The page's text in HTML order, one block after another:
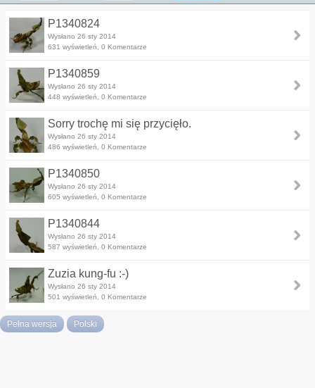
P1340824
Wysłano 26 sty 2014
631 wyświetleń, 0 Komentarze
P1340859
Wysłano 26 sty 2014
448 wyświetleń, 0 Komentarze
Sorry trochę mi się przycięło.
Wysłano 26 sty 2014
486 wyświetleń, 0 Komentarze
P1340850
Wysłano 26 sty 2014
605 wyświetleń, 0 Komentarze
P1340844
Wysłano 26 sty 2014
587 wyświetleń, 0 Komentarze
Zuzia kung-fu :-)
Wysłano 26 sty 2014
501 wyświetleń, 0 Komentarze
Pełna wersja Polski